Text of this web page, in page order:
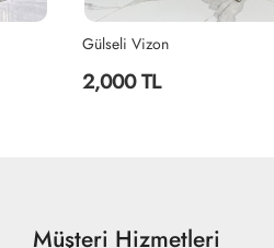
Gülseli Vizon
2,000 TL
Müşteri Hizmetleri